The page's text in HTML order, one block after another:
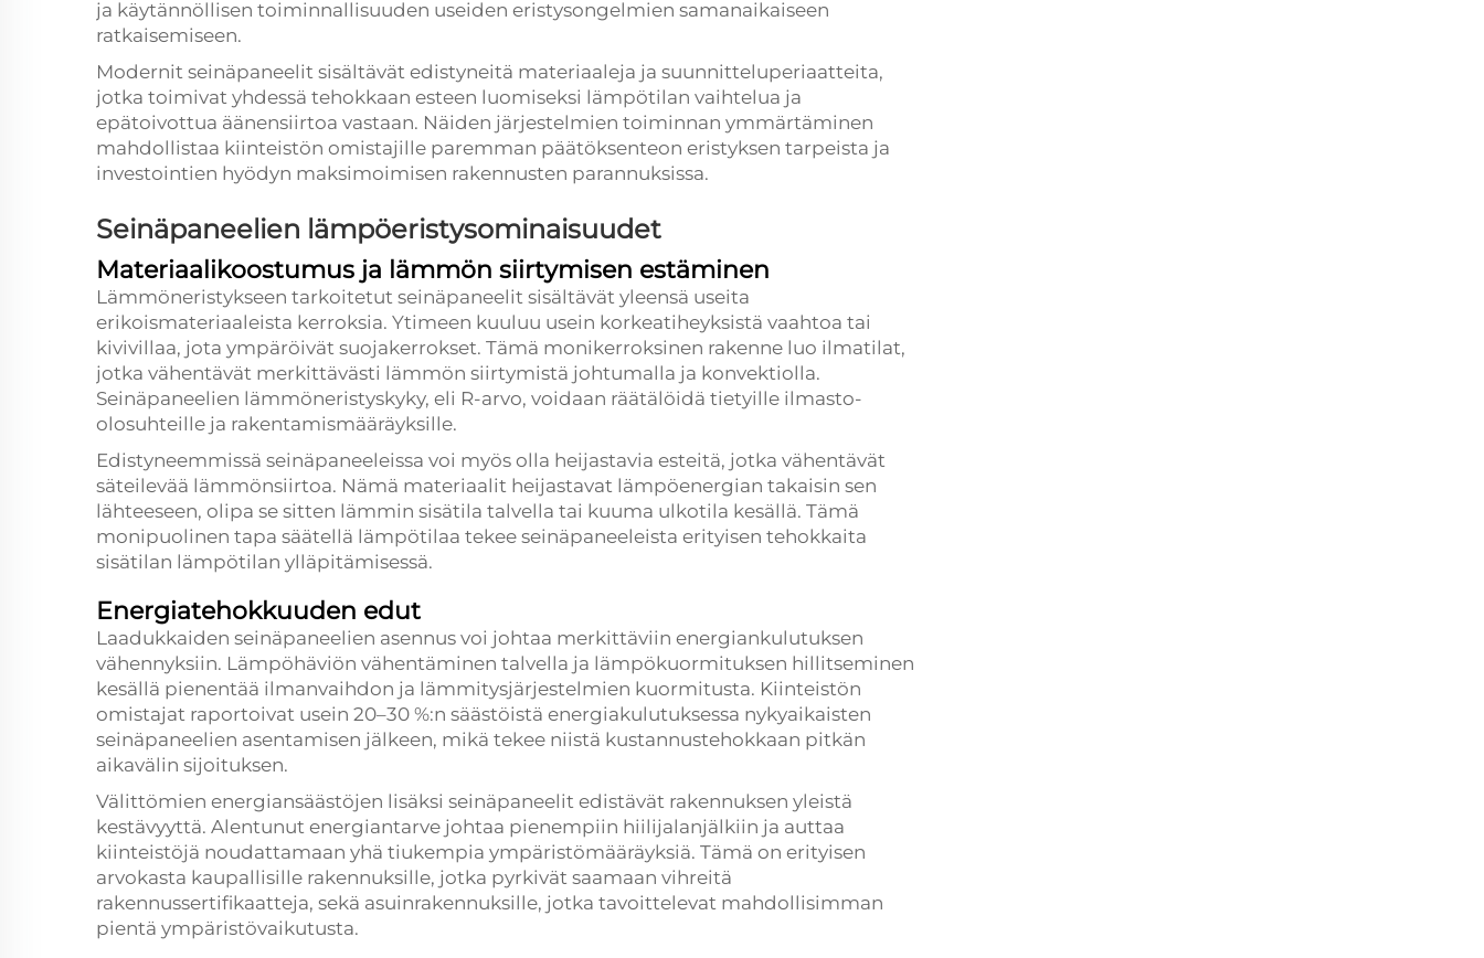
ja käytännöllisen toiminnallisuuden useiden eristysongelmien samanaikaiseen
ratkaisemiseen.
Modernit seinäpaneelit sisältävät edistyneitä materiaaleja ja suunnitteluperiaatteita,
jotka toimivat yhdessä tehokkaan esteen luomiseksi lämpötilan vaihtelua ja
epätoivottua äänensiirtoa vastaan. Näiden järjestelmien toiminnan ymmärtäminen
mahdollistaa kiinteistön omistajille paremman päätöksenteon eristyksen tarpeista ja
investointien hyödyn maksimoimisen rakennusten parannuksissa.
Seinäpaneelien lämpöeristysominaisuudet
Materiaalikoostumus ja lämmön siirtymisen estäminen
Lämmöneristykseen tarkoitetut seinäpaneelit sisältävät yleensä useita
erikoismateriaaleista kerroksia. Ytimeen kuuluu usein korkeatiheyksistä vaahtoa tai
kivivillaa, jota ympäröivät suojakerrokset. Tämä monikerroksinen rakenne luo ilmatilat,
jotka vähentävät merkittävästi lämmön siirtymistä johtumalla ja konvektiolla.
Seinäpaneelien lämmöneristyskyky, eli R-arvo, voidaan räätälöidä tietyille ilmasto-
olosuhteille ja rakentamismääräyksille.
Edistyneemmissä seinäpaneeleissa voi myös olla heijastavia esteitä, jotka vähentävät
säteilevää lämmönsiirtoa. Nämä materiaalit heijastavat lämpöenergian takaisin sen
lähteeseen, olipa se sitten lämmin sisätila talvella tai kuuma ulkotila kesällä. Tämä
monipuolinen tapa säätellä lämpötilaa tekee seinäpaneeleista erityisen tehokkaita
sisätilan lämpötilan ylläpitämisessä.
Energiatehokkuuden edut
Laadukkaiden seinäpaneelien asennus voi johtaa merkittäviin energiankulutuksen
vähennyksiin. Lämpöhäviön vähentäminen talvella ja lämpökuormituksen hillitseminen
kesällä pienentää ilmanvaihdon ja lämmitysjärjestelmien kuormitusta. Kiinteistön
omistajat raportoivat usein 20–30 %:n säästöistä energiakulutuksessa nykyaikaisten
seinäpaneelien asentamisen jälkeen, mikä tekee niistä kustannustehokkaan pitkän
aikavälin sijoituksen.
Välittömien energiansäästöjen lisäksi seinäpaneelit edistävät rakennuksen yleistä
kestävyyttä. Alentunut energiantarve johtaa pienempiin hiilijalanjälkiin ja auttaa
kiinteistöjä noudattamaan yhä tiukempia ympäristömääräyksiä. Tämä on erityisen
arvokasta kaupallisille rakennuksille, jotka pyrkivät saamaan vihreitä
rakennussertifikaatteja, sekä asuinrakennuksille, jotka tavoittelevat mahdollisimman
pientä ympäristövaikutusta.